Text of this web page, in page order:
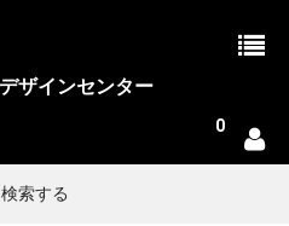
ザインセンター
0
検索する